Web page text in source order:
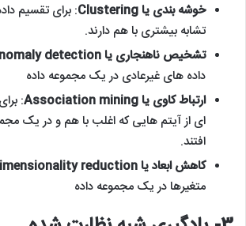
خوشه بندی یا Clustering
: برای تقسیم
تشابه بیشتری با هم دارند.
تشخیص ناهنجاری یا Anomaly detection
داده های غیرعادی در یک مجموعه داده
ارتباط کاوی یا Association mining
:
ای از آیتم هایی که اغلب با هم و در یک
افتند.
کاهش ابعاد یا Dimensionality reduction
متغیرها در یک مجموعه داده